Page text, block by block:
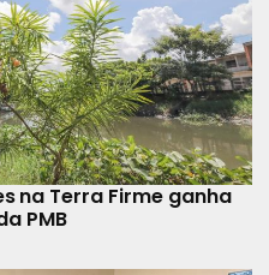
na Terra Firme ganha
PMB